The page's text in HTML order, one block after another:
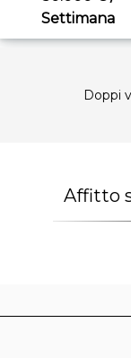
Settimana
Doppi
Affitto